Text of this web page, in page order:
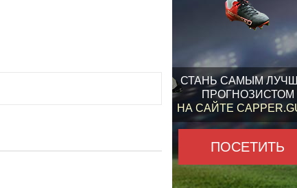
СТАНЬ САМЫМ
ПРОГНОЗИСТОМ
НА САЙТЕ
ПОСЕТИТЬ